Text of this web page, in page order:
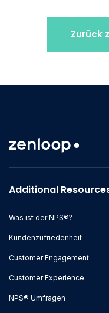
Zurück
Additional
Was ist der NPS®?
Kundenzufriedenheit
Customer Engagement
Customer Experience
NPS® Umfragen